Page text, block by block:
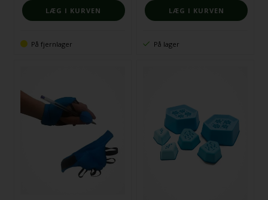
På fjernlager På lager